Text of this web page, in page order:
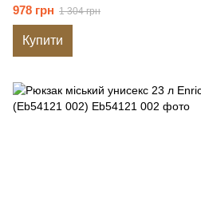
978 грн 1 304 грн
Купити